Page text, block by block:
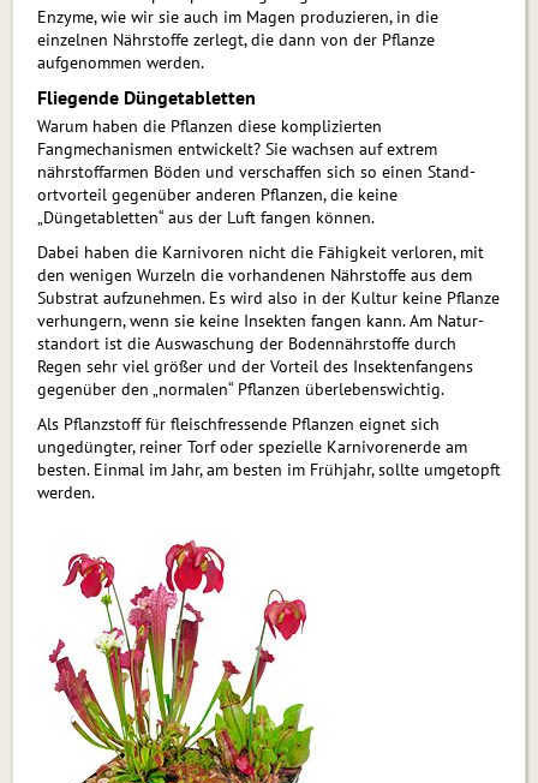
Enzyme, wie wir sie auch im Magen produzieren, in die
einzelnen Nährstoffe zer­legt, die dann von der Pflanze
aufgenommen werden.
Fliegende Düngetabletten
Warum haben die Pflanzen diese komplizierten
Fangmechanismen entwickelt? Sie wachsen auf extrem
nährstoffarmen Bö­den und verschaffen sich so einen Stand­
ortvorteil gegenüber anderen Pflan­zen, die keine
„Düngetabletten“ aus der Luft fangen können.
Dabei haben die Karnivoren nicht die Fä­higkeit verloren, mit
den wenigen Wurzeln die vorhandenen Nährstoffe aus dem
Substrat aufzunehmen. Es wird also in der Kultur keine Pflanze
verhungern, wenn sie keine Insekten fangen kann. Am Natur­
stand­ort ist die Auswaschung der Bodennährstoffe durch
Regen sehr viel grö­ßer und der Vorteil des Insektenfangens
gegen­über den „normalen“ Pflanzen über­lebens­wichtig.
Als Pflanzstoff für fleischfressende Pflan­zen eignet sich
ungedüngter, reiner Torf oder spezielle Karnivorenerde am
besten. Einmal im Jahr, am besten im Frühjahr, soll­te umgetopft
werden.